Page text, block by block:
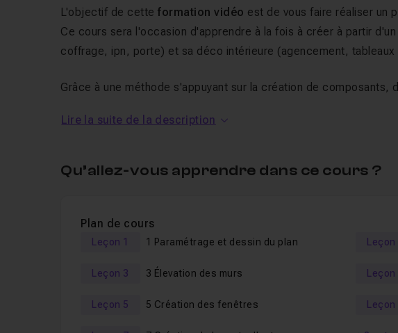
L'objectif de cetteformation vidéo est de vous faire réaliser un
Ce cours sera l'occasion d'apprendre à la fois à créer à partir
coffrage, ipn, porte) et sa déco intérieure (agencement, tableaux
Grâce à une méthode s'appuyant sur la création de
formation avec toutes les versions de sketchup mac ou pc. Les
puissiez réaliser les même manipulations que le formateur.
Lire la suite de la description
Qu’allez-vous apprendre dans ce cours ?
Plan de cours
Leçon 1 1 Paramétrage et dessin du plan Leçon
Leçon 3 3 Élevation des murs Leçon
Leçon 5 5 Création des fenêtres Leçon